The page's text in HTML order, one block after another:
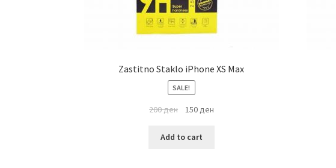
Zastitno Staklo iPhone XS Max
SALE!
200ден 150ден
Add to cart